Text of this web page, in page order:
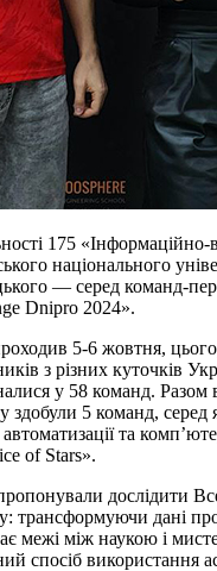
175
національного
— серед команд-
Dnipro 2024».
5-6 жовтня,
з різних куточків
у 58 команд.
здобули 5 команд, серед
та
оfStars».
дослідити
трансформуючи дані
межі між наукою і
спосіб використання